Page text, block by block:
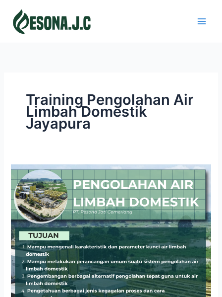
content
Training Pengolahan Air
Limbah Domestik
Jayapura
PENGOLAHAN
AIR
LIMBAH
DOMESTIK